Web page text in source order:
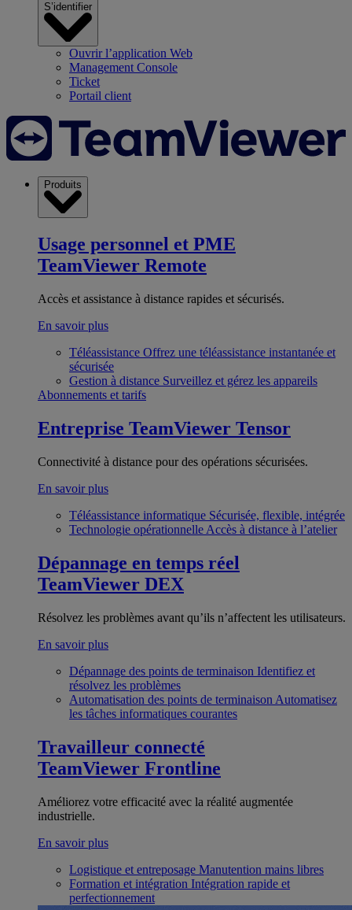
S’identifier
Ouvrir l’application Web
Management Console
Ticket
Portail client
Produits
Usage personnel et PME
TeamViewer Remote
Accès et assistance à distance rapides et sécurisés.
En savoir plus
Téléassistance Offrez une téléassistance instantanée et
sécurisée
Gestion à distance Surveillez et gérez les appareils
Abonnements et tarifs
Entreprise TeamViewer Tensor
Connectivité à distance pour des opérations sécurisées.
En savoir plus
Téléassistance informatique Sécurisée, flexible, intégrée
Technologie opérationnelle Accès à distance à l’atelier
Dépannage en temps réel
TeamViewer DEX
Résolvez les problèmes avant qu’ils n’affectent les utilisateurs.
En savoir plus
Dépannage des points de terminaison Identifiez et
résolvez les problèmes
Automatisation des points de terminaison Automatisez
les tâches informatiques courantes
Travailleur connecté
TeamViewer Frontline
Améliorez votre efficacité avec la réalité augmentée
industrielle.
En savoir plus
Logistique et entreposage Manutention mains libres
Formation et intégration Intégration rapide et
perfectionnement